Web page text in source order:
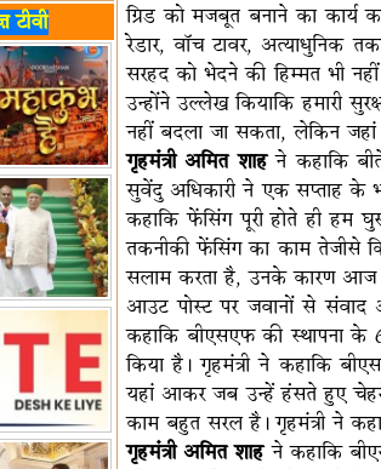
24
एक चुनाव'
की पाठशाला
जस्टिस
से 'शौर्य विजय
संबंधों का
राष्ट्रीय
खेल संबंधों का
में भी वैश्विक
की हज
कंकाल
में चीता
टीवी
ग्रिड को मजबूत बनाने का कार्य
रेडार, वॉच टावर, अत्याधुनिक
सरहद को भेदने की हिम्मत भी
उन्होंने उल्लेख कियाकि हमारी
नहीं बदला जा सकता, लेकिन
गृहमंत्री अमित शाहने कहाकि
सुवेंदु अधिकारी ने एक सप्ताह के
कहाकि फेंसिंग पूरी होते ही हम
तकनीकी फेंसिंग का काम तेजीसे
सलाम करता है, उनके कारण आज
आउट पोस्ट पर जवानों से संवाद
कहाकि बीएसएफ की स्थापना के
किया है। गृहमंत्री ने कहाकि
यहां आकर जब उन्हें हंसते हुए
काम बहुत सरल है। गृहमंत्री ने
गृहमंत्री अमित शाहने कहाकि